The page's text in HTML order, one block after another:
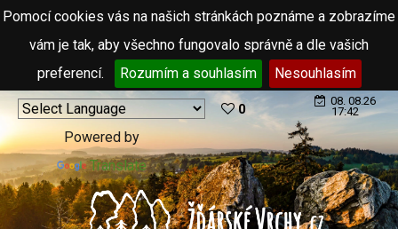
Pomocí cookies vás na našich stránkách poznáme a zobrazíme
vám je tak, aby všechno fungovalo správně a dle vašich
preferencí.
Rozumím a souhlasím Nesouhlasím
Powered by
Translate
0
08. 08.26
17:42